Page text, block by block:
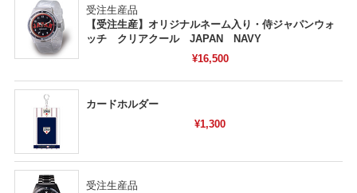
受注生産品
【受注生産】オリジナルネーム入り・侍ジャパンウォ
ッチ クリアクール JAPAN NAVY
¥16,500
カードホルダー
¥1,300
受注生産品